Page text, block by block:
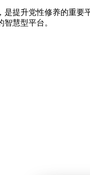
提升党性修养的重要
慧型平台。